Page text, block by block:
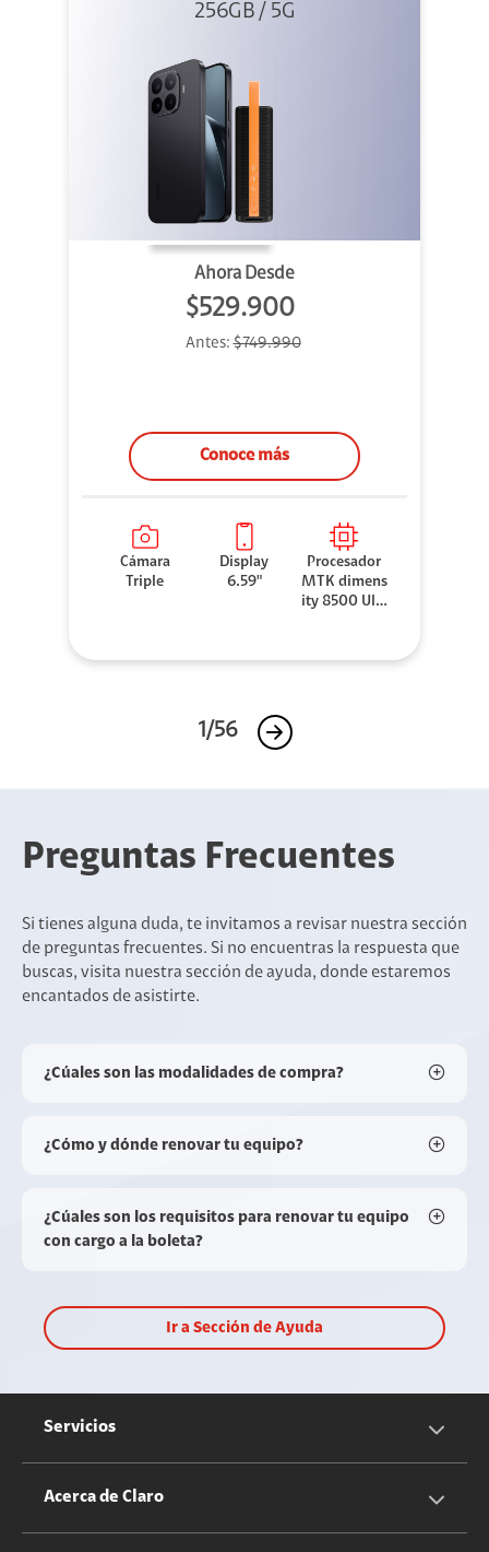
+ Sound
256GB / 5G
Ahora Desde
$529.900
Antes:$749.990
Conoce más
Cámara
Triple
Display
6.59"
Procesador
MTK dimens
ity 8500 Ultr
1/56
Preguntas Frecuentes
Si tienes alguna duda, te invitamos a revisar nuestra sección
de preguntas frecuentes. Si no encuentras la respuesta que
buscas, visita nuestra sección de ayuda, donde estaremos
encantados de asistirte.
¿Cúales son las modalidades de compra?
¿Cómo y dónde renovar tu equipo?
¿Cúales son los requisitos para renovar tu equipo
con cargo a la boleta?
Ir a Sección de Ayuda
Servicios
Servicios Móviles
Acerca de Claro